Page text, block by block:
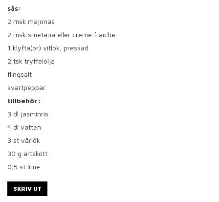
sås:
2 msk majonäs
2 msk smetana eller creme fraiche
1 klyfta(or) vitlök, pressad
2 tsk tryffelolja
flingsalt
svartpeppar
tillbehör:
3 dl jasminris
4 dl vatten
3 st vårlök
30 g ärtskott
0,5 st lime
SKRIV UT